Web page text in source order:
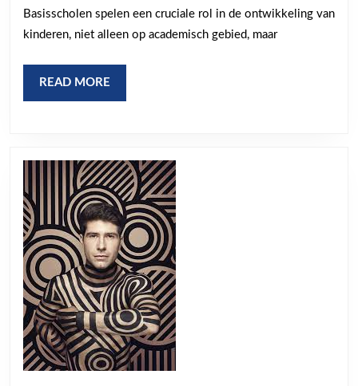
de
Basisscholen spelen een cruciale rol in de ontwikkeling van
kinderen, niet alleen op academisch gebied, maar
READ MORE
MORE